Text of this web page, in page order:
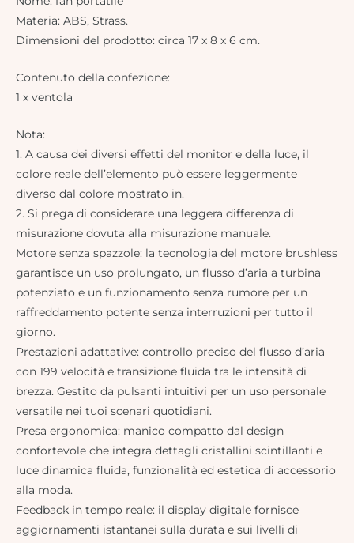
Materia: ABS, Strass.
Dimensioni del prodotto: circa 17 x 8 x 6 cm.
Contenuto della confezione:
1 x ventola
Nota:
1. A causa dei diversi effetti del monitor e della luce, il
colore reale dell’elemento può essere leggermente
diverso dal colore mostrato in.
2. Si prega di considerare una leggera differenza di
misurazione dovuta alla misurazione manuale.
Motore senza spazzole: la tecnologia del motore brushless
garantisce un uso prolungato, un flusso d’aria a turbina
potenziato e un funzionamento senza rumore per un
raffreddamento potente senza interruzioni per tutto il
giorno.
Prestazioni adattative: controllo preciso del flusso d’aria
con 199 velocità e transizione fluida tra le intensità di
brezza. Gestito da pulsanti intuitivi per un uso personale
versatile nei tuoi scenari quotidiani.
Presa ergonomica: manico compatto dal design
confortevole che integra dettagli cristallini scintillanti e
luce dinamica fluida, funzionalità ed estetica di accessorio
alla moda.
Feedback in tempo reale: il display digitale fornisce
aggiornamenti istantanei sulla durata e sui livelli di